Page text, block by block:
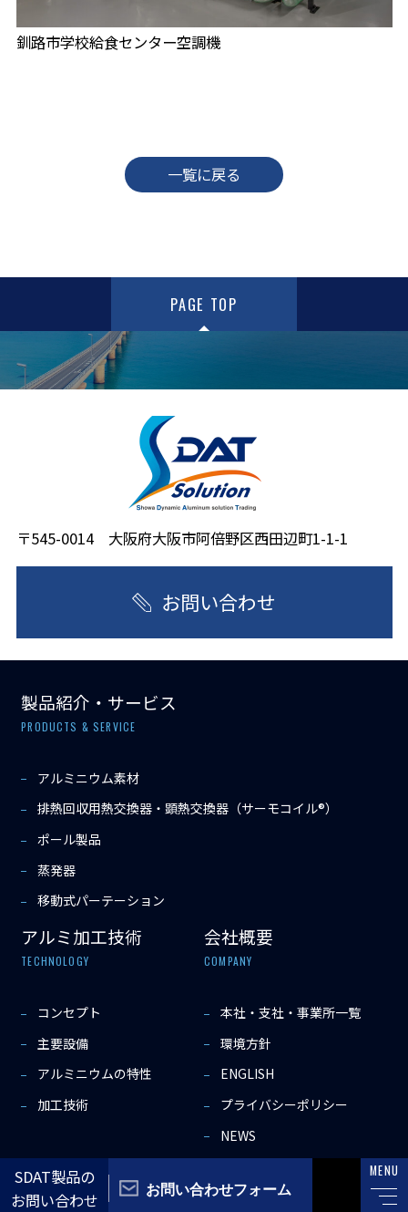
釧路市学校給食センター空調機
一覧に戻る
PAGE TOP
〒545-0014 大阪府大阪市阿倍野区西田辺町1-1-1
お問い合わせ
製品紹介・サービス
PRODUCTS & SERVICE
アルミニウム素材
排熱回収用熱交換器・顕熱交換器（サーモコイル®）
ポール製品
蒸発器
移動式パーテーション
アルミ加工技術
TECHNOLOGY
コンセプト
主要設備
アルミニウムの特性
加工技術
会社概要
COMPANY
本社・支社・事業所一覧
環境方針
ENGLISH
プライバシーポリシー
NEWS
Copyright © 2022 SDAT Co.,Ltd All rights reserved.
SDAT製品の
お問い合わせ
お問い合わせフォーム
MENU